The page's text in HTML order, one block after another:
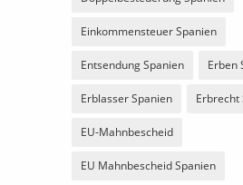
Einkommensteuer Spanien
Entsendung Spanien Erben
Erblasser Spanien Erbrecht
EU-Mahnbescheid
EU Mahnbescheid Spanien